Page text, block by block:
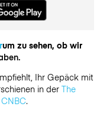
um zu sehen, ob wir
Ihr Gepäck mit
in der The
CNBC.